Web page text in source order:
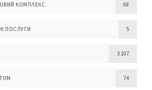
КОМПЛЕКС 68
ПОСЛУГИ 5
3 107
74